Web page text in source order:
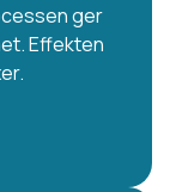
ger
Effekten